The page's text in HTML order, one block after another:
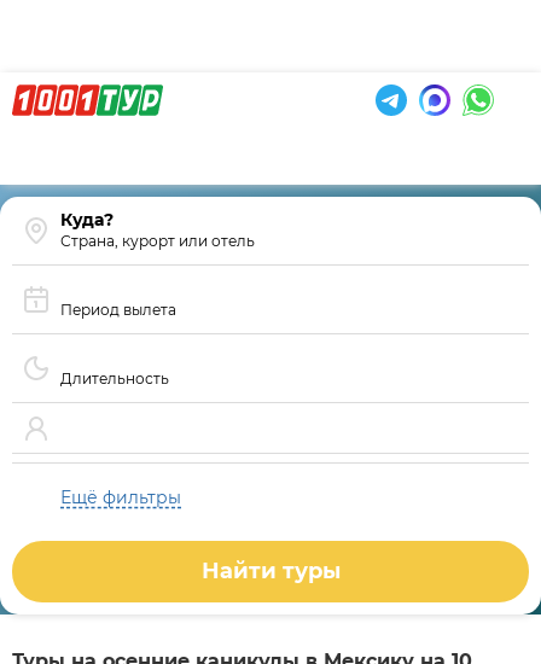
Страна, курорт или отель
Период вылета
Длительность
Ещё фильтры
Найти туры